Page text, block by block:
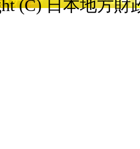
(C) 日本地方財